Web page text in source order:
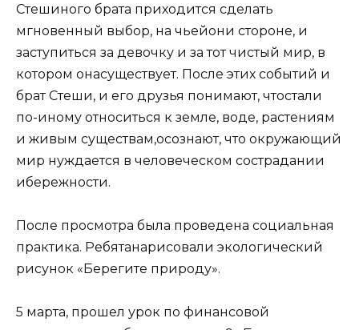
Стешиного брата приходится сделать
мгновенный выбор, на чьейони стороне, и
заступиться за девочку и за тот чистый мир, в
котором онасуществует. После этих событий и
брат Стеши, и его друзья понимают, чтостали
по-иному относиться к земле, воде, растениям
и живым существам,осознают, что окружающий
мир нуждается в человеческом сострадании
ибережности.
После просмотра была проведена социальная
практика. Ребятанарисовали экологический
рисунок «Берегите природу».
5 марта, прошел урок по финансовой